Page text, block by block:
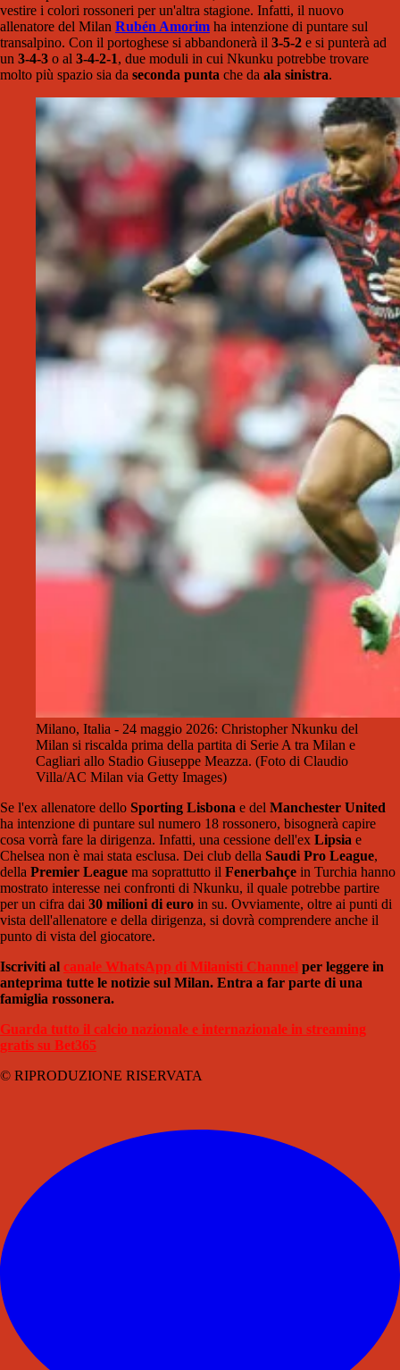
vestire i colori rossoneri per un'altra stagione. Infatti, il nuovo
allenatore del Milan Rubén Amorim ha intenzione di puntare sul
transalpino. Con il portoghese si abbandonerà il 3-5-2 e si punterà ad
un 3-4-3 o al 3-4-2-1, due moduli in cui Nkunku potrebbe trovare
molto più spazio sia da seconda punta che da ala sinistra.
Milano, Italia - 24 maggio 2026: Christopher Nkunku del
Milan si riscalda prima della partita di Serie A tra Milan e
Cagliari allo Stadio Giuseppe Meazza. (Foto di Claudio
Villa/AC Milan via Getty Images)
Se l'ex allenatore dello Sporting Lisbona e del Manchester United
ha intenzione di puntare sul numero 18 rossonero, bisognerà capire
cosa vorrà fare la dirigenza. Infatti, una cessione dell'ex Lipsia e
Chelsea non è mai stata esclusa. Dei club della Saudi Pro League,
della Premier League ma soprattutto il Fenerbahçe in Turchia hanno
mostrato interesse nei confronti di Nkunku, il quale potrebbe partire
per un cifra dai 30 milioni di euro in su. Ovviamente, oltre ai punti di
vista dell'allenatore e della dirigenza, si dovrà comprendere anche il
punto di vista del giocatore.
Iscriviti al canale WhatsApp di Milanisti Channel per leggere in
anteprima tutte le notizie sul Milan. Entra a far parte di una
famiglia rossonera.
Guarda tutto il calcio nazionale e internazionale in streaming
gratis su Bet365
© RIPRODUZIONE RISERVATA